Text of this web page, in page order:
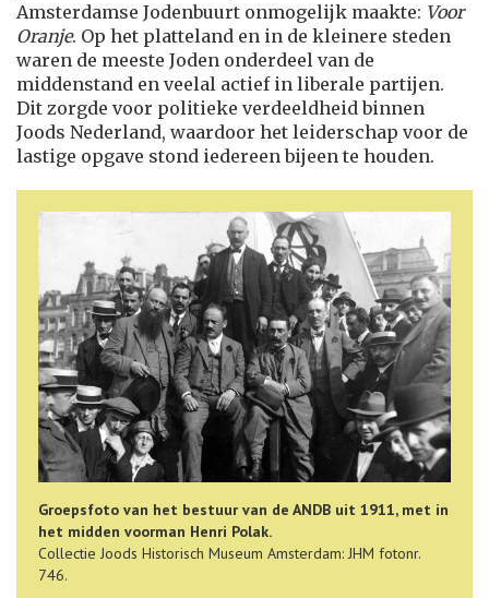
Amsterdamse Jodenbuurt onmogelijk maakte: Voor
Oranje. Op het platteland en in de kleinere steden
waren de meeste Joden onderdeel van de
middenstand en veelal actief in liberale partijen.
Dit zorgde voor politieke verdeeldheid binnen
Joods Nederland, waardoor het leiderschap voor de
lastige opgave stond iedereen bijeen te houden.
Groepsfoto van het bestuur van de ANDB uit 1911, met in
het midden voorman Henri Polak.
Collectie Joods Historisch Museum Amsterdam: JHM fotonr.
746.